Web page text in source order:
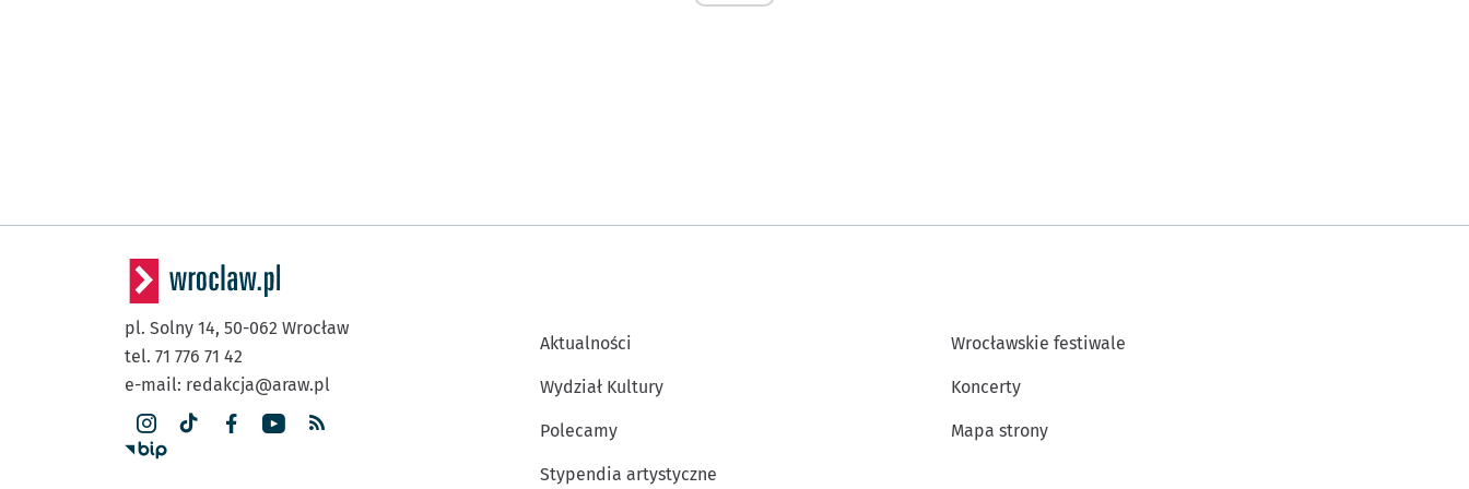
pl. Solny 14, 50-062 Wrocław
tel. 71 776 71 42
e-mail: redakcja@araw.pl
Aktualności
Wydział Kultury
Polecamy
Stypendia artystyczne
Wrocławskie festiwale
Koncerty
Mapa strony